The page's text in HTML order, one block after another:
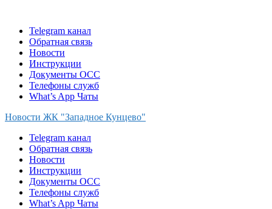
contentTelegram канал
Обратная связь
Новости
Инструкции
Документы ОСС
Телефоны служб
What’s App Чаты
Новости ЖК "Западное Кунцево"
Telegram канал
Обратная связь
Новости
Инструкции
Документы ОСС
Телефоны служб
What’s App Чаты